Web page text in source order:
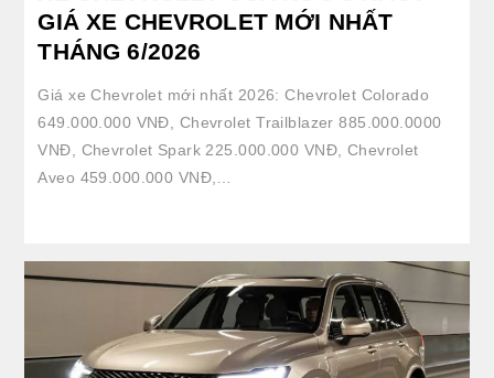
GIÁ XE CHEVROLET MỚI NHẤT
THÁNG 6/2026
Giá xe Chevrolet mới nhất 2026: Chevrolet Colorado
649.000.000 VNĐ, Chevrolet Trailblazer 885.000.0000
VNĐ, Chevrolet Spark 225.000.000 VNĐ, Chevrolet
Aveo 459.000.000 VNĐ,…